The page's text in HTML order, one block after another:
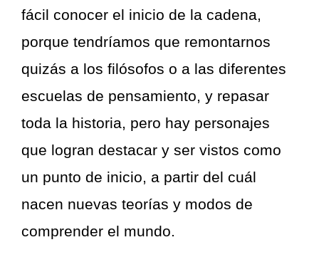
fácil conocer el inicio de la cadena,
porque tendríamos que remontarnos
quizás a los filósofos o a las diferentes
escuelas de pensamiento, y repasar
toda la historia, pero hay personajes
que logran destacar y ser vistos como
un punto de inicio, a partir del cuál
nacen nuevas teorías y modos de
comprender el mundo.